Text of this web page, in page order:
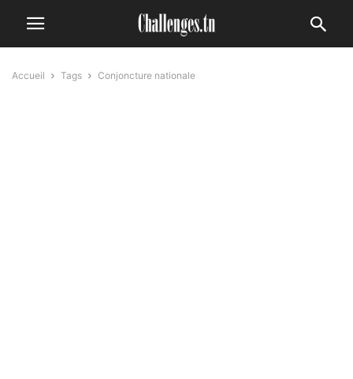
Accueil Tags Conjoncture nationale